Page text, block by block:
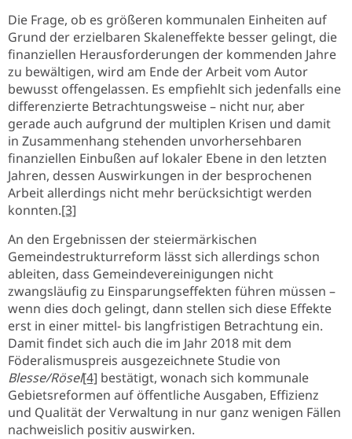
Die Frage, ob es größeren kommunalen Einheiten auf
Grund der erzielbaren Skaleneffekte besser gelingt, die
finanziellen Herausforderungen der kommenden Jahre
zu bewältigen, wird am Ende der Arbeit vom Autor
bewusst offengelassen. Es empfiehlt sich jedenfalls eine
differenzierte Betrachtungsweise – nicht nur, aber
gerade auch aufgrund der multiplen Krisen und damit
in Zusammenhang stehenden unvorhersehbaren
finanziellen Einbußen auf lokaler Ebene in den letzten
Jahren, dessen Auswirkungen in der besprochenen
Arbeit allerdings nicht mehr berücksichtigt werden
konnten.[3]
An den Ergebnissen der steiermärkischen
Gemeindestrukturreform lässt sich allerdings schon
ableiten, dass Gemeindevereinigungen nicht
zwangsläufig zu Einsparungseffekten führen müssen –
wenn dies doch gelingt, dann stellen sich diese Effekte
erst in einer mittel- bis langfristigen Betrachtung ein.
Damit findet sich auch die im Jahr 2018 mit dem
Föderalismuspreis ausgezeichnete Studie von
Blesse/Rösel[4] bestätigt, wonach sich kommunale
Gebietsreformen auf öffentliche Ausgaben, Effizienz
und Qualität der Verwaltung in nur ganz wenigen Fällen
nachweislich positiv auswirken.